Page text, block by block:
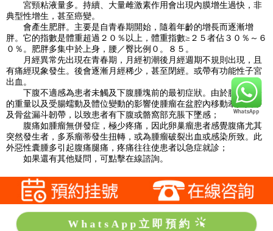
宮頸粘液量多。持續、大量雌激素作用會出現內膜增生過快，非
典型性增生，甚至癌變。
會產生肥胖。主要是自青春期開始，隨着年齡的增長而逐漸增
胖。它的指數是體重超過２０％以上，體重指數≥２５者佔３０％～６
０％。肥胖多集中於上身，腰／臀比例０。８５。
月經異常先出現在青春期，月經初潮後月經週期不規則出現，且
有痛經現象發生。後會逐漸月經稀少，甚至閉經。或帶有功能性子宮
出血。
下腹不適感為患者未觸及下腹腫塊前的最初症狀。由於腫瘤本身
的重量以及受腸蠕動及體位變動的影響使腫瘤在盆腔內移動牽扯其蒂
及骨盆漏斗韌帶，以致患者有下腹或骼窩部充脹下墜感；
腹痛如腫瘤無併發症，極少疼痛，因此卵巢瘤患者感覺腹痛尤其
突然發生者，多系瘤蒂發生扭轉，或為腫瘤破裂出血或感染所致。此
外惡性囊腫多引起腹痛腿痛，疼痛往往使患者以急症就診；
如果還有其他疑問，可點擊在線諮詢。
WhatsApp立即預約